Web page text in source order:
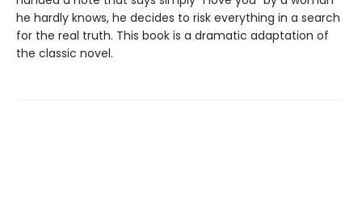
he hardly knows, he decides to risk everything in a search
for the real truth. This book is a dramatic adaptation of
the classic novel.